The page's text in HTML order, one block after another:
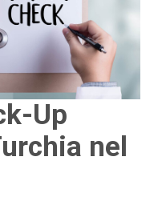
Up
nel